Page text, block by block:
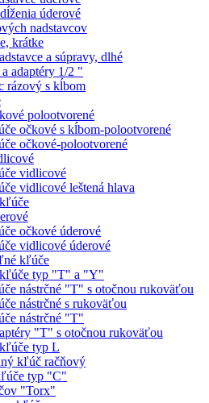
úderové
nadstavcov
krátke
a súpravy, dlhé
adaptéry 1/2 "
rázový s kĺbom
polootvorené
očkové s kĺbom-polootvorené
očkové-polootvorené
vidlicové
vidlicové leštená hlava
očkové úderové
vidlicové úderové
kľúče
kľúče typ "T" a "Y"
nástrčné "T" s otočnou rukoväťou
nástrčné s rukoväťou
nástrčné "T"
"T" s otočnou rukoväťou
typ L
kľúč račňový
typ "C"
"Torx"